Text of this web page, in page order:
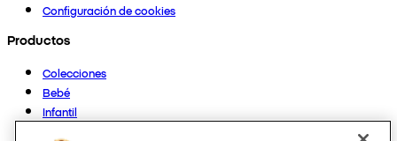
Configuración de cookies
Productos
Colecciones
Bebé
Infantil